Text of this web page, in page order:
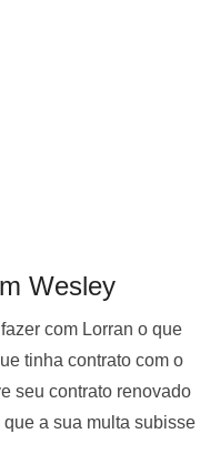
Wesley
com Lorran o que
tinha contrato com o
seu contrato renovado
a sua multa subisse